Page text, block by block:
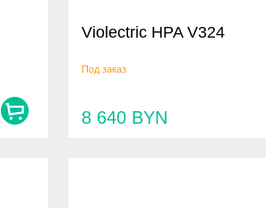
Violectric HPA V324
Под заказ
8 640 BYN